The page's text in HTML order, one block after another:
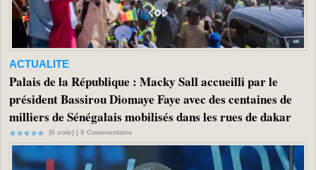
ACTUALITE
Palais de la République : Macky Sall accueilli par le
président Bassirou Diomaye Faye avec des centaines de
milliers de Sénégalais mobilisés dans les rues de dakar
(0 vote) | 0 Commentaire